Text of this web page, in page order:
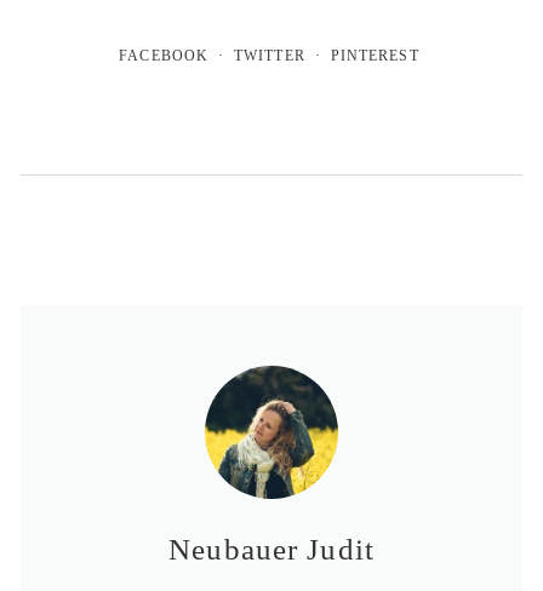
FACEBOOK TWITTER PINTEREST
Neubauer Judit